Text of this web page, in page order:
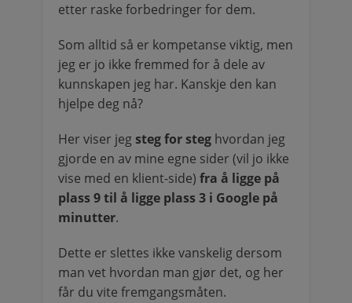
etter raske forbedringer for dem.
Som alltid så er kompetanse viktig, men
jeg er jo ikke fremmed for å dele av
kunnskapen jeg har. Kanskje den kan
hjelpe deg nå?
Her viser jegsteg for steg hvordan jeg
gjorde en av mine egne sider (vil jo ikke
vise med en klient-side) fra å ligge på
plass 9 til å ligge plass 3 i Google på
minutter.
Dette er slettes ikke vanskelig dersom
man vet hvordan man gjør det, og her
får du vite fremgangsmåten.